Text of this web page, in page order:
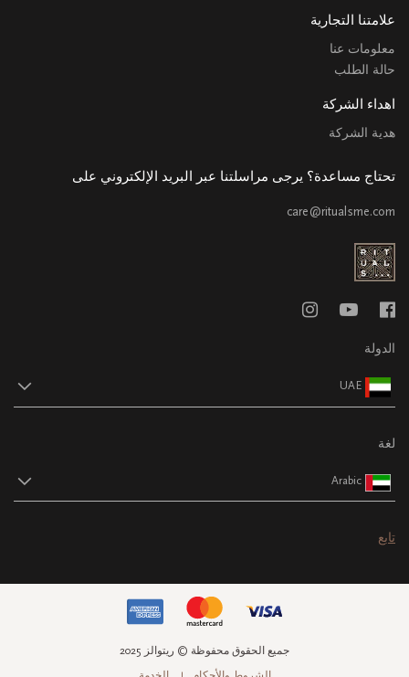
علامتنا التجارية
معلومات عنا
حالة الطلب
اهداء الشركة
هدية الشركة
تحتاج مساعدة؟ يرجى مراسلتنا عبر البريد الإلكتروني على
care@ritualsme.com
الدولة
UAE
لغة
Arabic
تابع
جميع الحقوق محفوظة © ريتوالز 2025